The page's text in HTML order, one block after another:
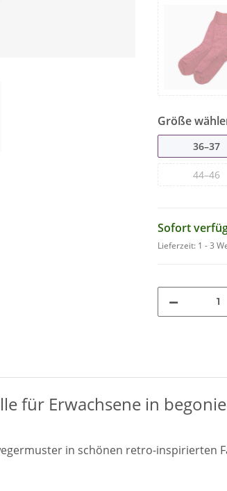
Größe
36–37
44–46
Sofort
Lieferzeit: 1 - 3
für Erwachsene in
in schönen retro-inspirierten